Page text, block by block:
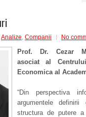
Analize, Companii No
Prof. Dr. Cezar
asociat al
Economica al
“Din perspectiva
argumentele definirii
structura de putere